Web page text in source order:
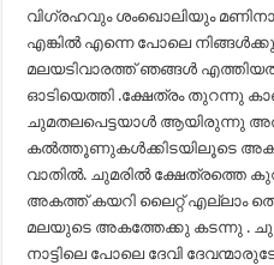
വിഗ്രഹവും ശംഖൊലിയും
എങ്കിൽ എന്നെ പോലെ നിങ്ങൾക്കും
മലയടിവാരത്ത് ഞങ്ങൾ
ഓടിയെത്തി .ക്ഷേത്രം തുറന്നു
ചുമതലപെട്ടയാൾ ആയിരുന്നു
കൽത്തൂണുകൾക്കിടയിലൂടെ
വാതിൽ. ചുമരിൽ ക്ഷേത്രത്തെ
അകത്ത്‌ കയറി ലൈറ്റ് എല്ലാം
മലയുടെ അകത്തേക്കു കടന്നു .
നാട്ടിലെ പോലെ ദേവി